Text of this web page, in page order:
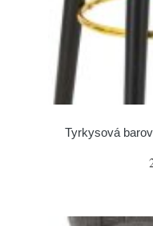
Tyrkysová